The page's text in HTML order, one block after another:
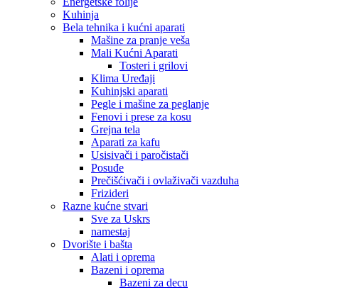
Kuhinja
Bela tehnika i kućni aparati
Mašine za pranje veša
Mali Kućni Aparati
Tosteri i grilovi
Klima Uređaji
Kuhinjski aparati
Pegle i mašine za peglanje
Fenovi i prese za kosu
Grejna tela
Aparati za kafu
Usisivači i paročistači
Posuđe
Prečišćivači i ovlaživači vazduha
Frizideri
Razne kućne stvari
Sve za Uskrs
namestaj
Dvorište i bašta
Alati i oprema
Bazeni i oprema
Bazeni za decu